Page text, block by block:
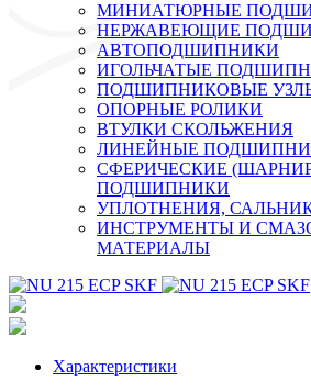
МИНИАТЮРНЫЕ
НЕРЖАВЕЮЩИЕ
АВТОПОДШИПНИКИ
ИГОЛЬЧАТЫЕ
ПОДШИПНИКОВЫЕ
ОПОРНЫЕ РОЛИКИ
ВТУЛКИ СКОЛЬЖЕНИЯ
ЛИНЕЙНЫЕ
СФЕРИЧЕСКИЕ
ПОДШИПНИКИ
УПЛОТНЕНИЯ,
ИНСТРУМЕНТЫ И
МАТЕРИАЛЫ
Характеристики